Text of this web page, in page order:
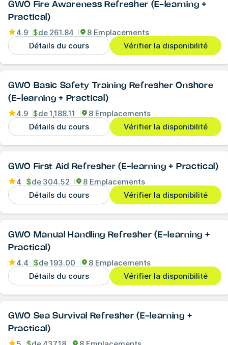
GWO Fire Awareness Refresher (E-learning +
Practical)
4.9 $de 261.84
8 Emplacements
Détails du cours
Vérifier la disponibilité
GWO Basic Safety Training Refresher Onshore
(E-learning + Practical)
4.9 $de1,188.11
8 Emplacements
Détails du cours
Vérifier la disponibilité
GWO First Aid Refresher (E-learning + Practical)
4 $de 304.52
8 Emplacements
Détails du cours
Vérifier la disponibilité
GWO Manual Handling Refresher (E-learning +
Practical)
4.4 $de193.00
8 Emplacements
Détails du cours
Vérifier la disponibilité
GWO Sea Survival Refresher (E-learning +
Practical)